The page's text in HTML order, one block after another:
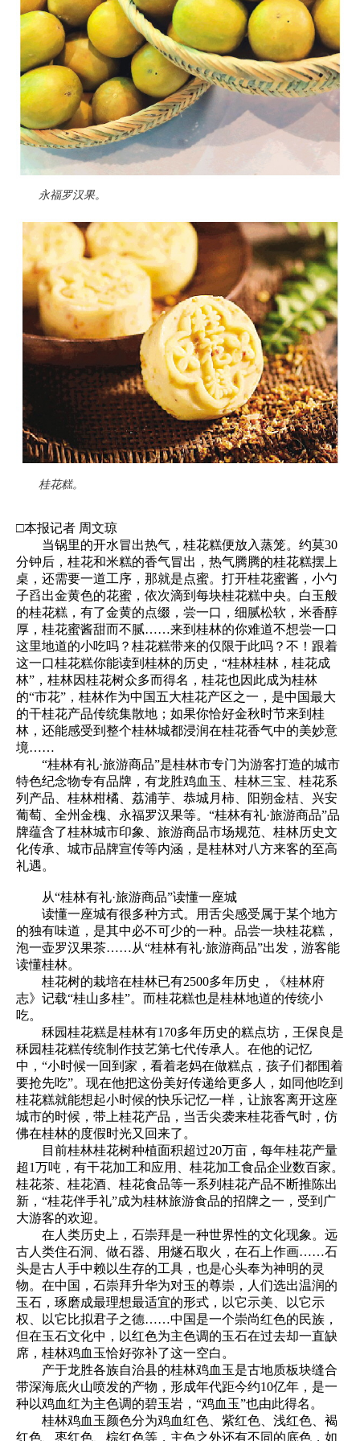
永福罗汉果。
桂花糕。
□本报记者 周文琼
当锅里的开水冒出热气，桂花糕便放入蒸笼。约莫30
分钟后，桂花和米糕的香气冒出，热气腾腾的桂花糕摆上
桌，还需要一道工序，那就是点蜜。打开桂花蜜酱，小勺
子舀出金黄色的花蜜，依次滴到每块桂花糕中央。白玉般
的桂花糕，有了金黄的点缀，尝一口，细腻松软，米香醇
厚，桂花蜜酱甜而不腻……来到桂林的你难道不想尝一口
这里地道的小吃吗？桂花糕带来的仅限于此吗？不！跟着
这一口桂花糕你能读到桂林的历史，“桂林桂林，桂花成
林”，桂林因桂花树众多而得名，桂花也因此成为桂林
的“市花”，桂林作为中国五大桂花产区之一，是中国最大
的干桂花产品传统集散地；如果你恰好金秋时节来到桂
林，还能感受到整个桂林城都浸润在桂花香气中的美妙意
境……
“桂林有礼·旅游商品”是桂林市专门为游客打造的城市
特色纪念物专有品牌，有龙胜鸡血玉、桂林三宝、桂花系
列产品、桂林柑橘、荔浦芋、恭城月柿、阳朔金桔、兴安
葡萄、全州金槐、永福罗汉果等。“桂林有礼·旅游商品”品
牌蕴含了桂林城市印象、旅游商品市场规范、桂林历史文
化传承、城市品牌宣传等内涵，是桂林对八方来客的至高
礼遇。
从“桂林有礼·旅游商品”读懂一座城
读懂一座城有很多种方式。用舌尖感受属于某个地方
的独有味道，是其中必不可少的一种。品尝一块桂花糕，
泡一壶罗汉果茶……从“桂林有礼·旅游商品”出发，游客能
读懂桂林。
桂花树的栽培在桂林已有2500多年历史，《桂林府
志》记载“桂山多桂”。而桂花糕也是桂林地道的传统小
吃。
秝园桂花糕是桂林有170多年历史的糕点坊，王保良是
秝园桂花糕传统制作技艺第七代传承人。在他的记忆
中，“小时候一回到家，看着老妈在做糕点，孩子们都围着
要抢先吃”。现在他把这份美好传递给更多人，如同他吃到
桂花糕就能想起小时候的快乐记忆一样，让旅客离开这座
城市的时候，带上桂花产品，当舌尖袭来桂花香气时，仿
佛在桂林的度假时光又回来了。
目前桂林桂花树种植面积超过20万亩，每年桂花产量
超1万吨，有干花加工和应用、桂花加工食品企业数百家。
桂花茶、桂花酒、桂花食品等一系列桂花产品不断推陈出
新，“桂花伴手礼”成为桂林旅游食品的招牌之一，受到广
大游客的欢迎。
在人类历史上，石崇拜是一种世界性的文化现象。远
古人类住石洞、做石器、用燧石取火，在石上作画……石
头是古人手中赖以生存的工具，也是心头奉为神明的灵
物。在中国，石崇拜升华为对玉的尊崇，人们选出温润的
玉石，琢磨成最理想最适宜的形式，以它示美、以它示
权、以它比拟君子之德……中国是一个崇尚红色的民族，
但在玉石文化中，以红色为主色调的玉石在过去却一直缺
席，桂林鸡血玉恰好弥补了这一空白。
产于龙胜各族自治县的桂林鸡血玉是古地质板块缝合
带深海底火山喷发的产物，形成年代距今约10亿年，是一
种以鸡血红为主色调的碧玉岩，“鸡血玉”也由此得名。
桂林鸡血玉颜色分为鸡血红色、紫红色、浅红色、褐
红色、枣红色、棕红色等，主色之外还有不同的底色，如